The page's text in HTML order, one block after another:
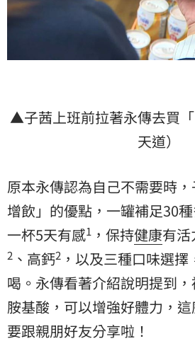
▲子茜上班前拉著永傳去買
天道）
原本永傳認為自己不需要時
增飲」的優點，一罐補足30
一杯5天有感1 ，保持健康有
2 、高鈣2 ，以及三種口味選
喝。永傳看著介紹說明提到
胺基酸，可以增強好體力，
要跟親朋好友分享啦！